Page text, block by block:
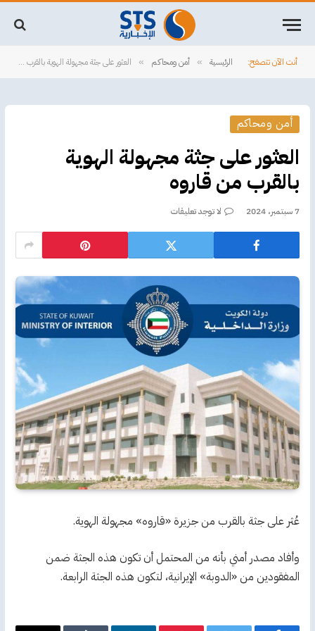
أنت الآن تتصفح: الرئيسية » أمن ومحاكم » العثور على جثة مجهولة الهوية بالقرب من قاروه
أمن ومحاكم
العثور على جثة مجهولة الهوية
بالقرب من قاروه
7 سبتمبر، 2024 لا توجد تعليقات
عُثر على جثة بالقرب من جزيرة «قاروه» مجهولة الهوية.
وأفاد مصدر أمني بأنه من المحتمل أن تكون هذه الجثة ضمن
المفقودين من «الدوبة» الإيرانية، لتكون هذه الجثة الرابعة.